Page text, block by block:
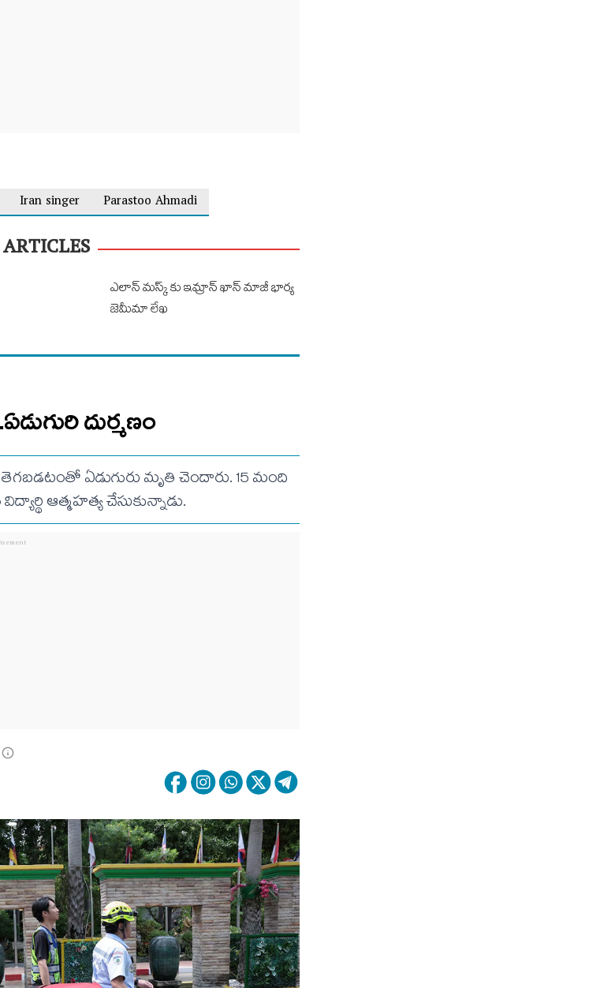
Iran singer Parastoo Ahmadi
ఎలాన్ మస్క్ కు ఇమ్రాన్ ఖాన్ మాజీ భార్య
జెమీమా లేఖ
దుర్మణం
ఏడుగురు మృతి చెందారు. 15 మంది
ఆత్మహత్య చేసుకున్నాడు.